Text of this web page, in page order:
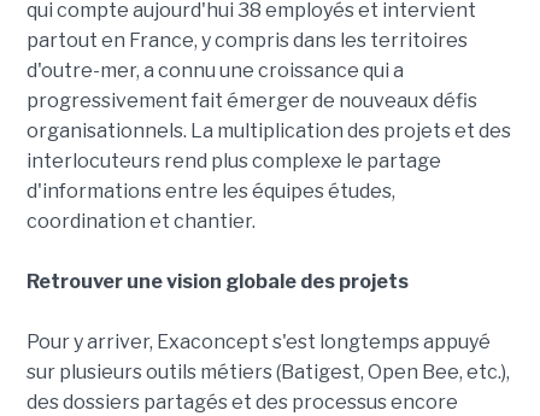
qui compte aujourd'hui 38 employés et intervient
partout en France, y compris dans les territoires
d'outre-mer, a connu une croissance qui a
progressivement fait émerger de nouveaux défis
organisationnels. La multiplication des projets et des
interlocuteurs rend plus complexe le partage
d'informations entre les équipes études,
coordination et chantier.
Retrouver une vision globale des projets
Pour y arriver, Exaconcept s'est longtemps appuyé
sur plusieurs outils métiers (Batigest, Open Bee, etc.),
des dossiers partagés et des processus encore